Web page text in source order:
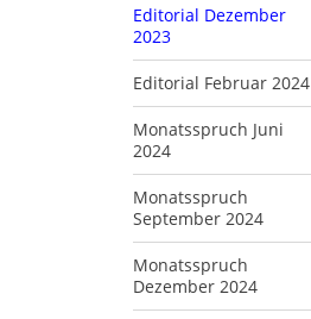
Editorial Dezember
2023
Editorial Februar 2024
Monatsspruch Juni
2024
Monatsspruch
September 2024
Monatsspruch
Dezember 2024